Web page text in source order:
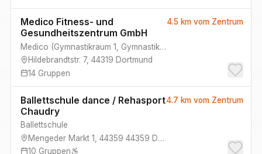
Medico Fitness- und
Gesundheitszentrum GmbH
Medico (Gymnastikraum 1, Gymnastikraum 2
Hildebrandtstr. 7, 44319 Dortmund
14 Gruppen
4.5 kmvom Zentrum
Ballettschule dance / Rehasport
Chaudry
Ballettschule
Mengeder Markt 1 44359 44359 Dortmund
10 Gruppen
4.7 kmvom Zentrum